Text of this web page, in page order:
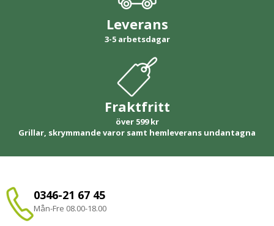
Leverans
3-5 arbetsdagar
Fraktfritt
över 599 kr
Grillar, skrymmande varor samt hemleverans undantagna
0346-21 67 45
Mån-Fre 08.00-18.00